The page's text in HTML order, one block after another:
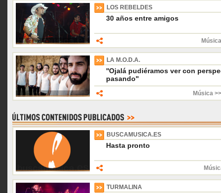
LOS REBELDES
30 años entre amigos
LA M.O.D.A.
''Ojalá pudiéramos ver con
pasando''
Música
BUSCAMUSICA.ES
Hasta pronto
TURMALINA